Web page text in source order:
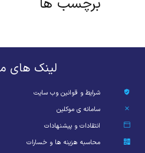
لینک های
شرایط و قوانین وب سایت
سامانه ی موکلین
انتقادات و پیشنهادات
محاسبه هزینه ها و خسارات